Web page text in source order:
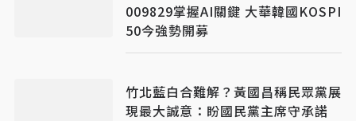
009829掌握AI關鍵 大華韓國KOSPI
50今強勢開募
竹北藍白合難解？黃國昌稱民眾黨展
現最大誠意：盼國民黨主席守承諾